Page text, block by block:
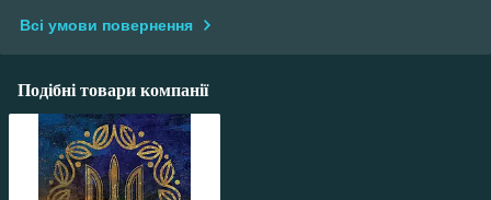
Всі умови повернення
Подібні товари компанії